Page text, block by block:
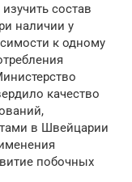
состав
наличии у
к одному
качество
в Швейцарии
побочных